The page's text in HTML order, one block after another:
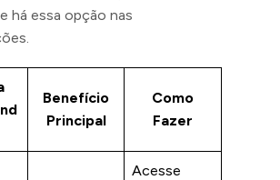
há essa opção nas
Benefício
Principal
Como
Fazer
Acesse